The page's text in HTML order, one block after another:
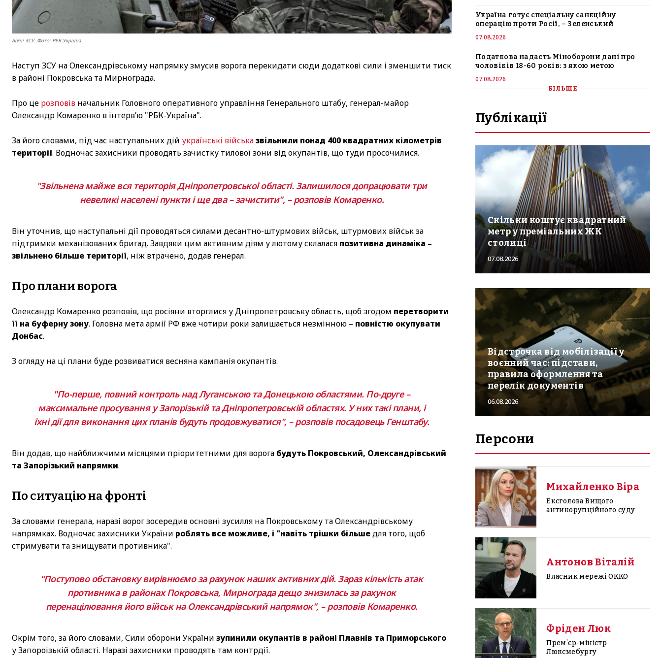
Бійці ЗСУ. Фото: РБК-Україна
Наступ ЗСУ на Олександрівському напрямку змусив ворога перекидати сюди додаткові сили і зменшити тиск
в районі Покровська та Мирнограда.
Про це розповів начальник Головного оперативного управління Генерального штабу, генерал-майор
Олександр Комаренко в інтерв’ю "РБК-Україна".
За його словами, під час наступальних дій українські військазвільнили понад 400 квадратних кілометрів
території. Водночас захисники проводять зачистку тилової зони від окупантів, що туди просочилися.
"Звільнена майже вся територія Дніпропетровської області. Залишилося допрацювати три
невеликі населені пункти і ще два – зачистити", – розповів Комаренко.
Він уточнив, що наступальні дії проводяться силами десантно-штурмових військ, штурмових військ за
підтримки механізованих бригад. Завдяки цим активним діям у лютому склалася позитивна динаміка –
звільнено більше території, ніж втрачено, додав генерал.
Про плани ворога
Олександр Комаренко розповів, що росіяни вторглися у Дніпропетровську область, щоб згодом перетворити
її на буферну зону. Головна мета армії РФ вже чотири роки залишається незмінною – повністю окупувати
Донбас.
З огляду на ці плани буде розвиватися весняна кампанія окупантів.
"По-перше, повний контроль над Луганською та Донецькою областями. По-друге –
максимальне просування у Запорізькій та Дніпропетровській областях. У них такі плани, і
їхні дії для виконання цих планів будуть продовжуватися", – розповів посадовець Генштабу.
Він додав, що найближчими місяцями пріоритетними для ворога будуть Покровський, Олександрівський
та Запорізький напрямки.
По ситуацію на фронті
За словами генерала, наразі ворог зосередив основні зусилля на Покровському та Олександрівському
напрямках. Водночас захисники України роблять все можливе, і "навіть трішки більшедля того, щоб
стримувати та знищувати противника".
“Поступово обстановку вирівнюємо за рахунок наших активних дій. Зараз кількість атак
противника в районах Покровська, Мирнограда дещо знизилась за рахунок
перенацілювання його військ на Олександрівський напрямок", – розповів Комаренко.
Окрім того, за його словами, Сили оборони України зупинили окупантів в районі Плавнів та Приморського
у Запороізькій області. Наразі захисники проводять там контрдії.
Україна готує спеціальну санкційну
операцію проти Росії, – Зеленський
07.08.2026
Податкова надасть Міноборони дані про
чоловіків 18-60 років: з якою метою
07.08.2026
БІЛЬШЕ
Публікації
Скільки коштує квадратний
метр у преміальних ЖК
столиці
07.08.2026
Відстрочка від мобілізації у
воєнний час: підстави,
правила оформлення та
перелік документів
06.08.2026
Персони
Михайленко Віра
Ексголова Вищого
антикорупційного суду
Антонов Віталій
Власник мережі ОККО
Фріден Люк
Премʼєр-міністр
Люксмебургу